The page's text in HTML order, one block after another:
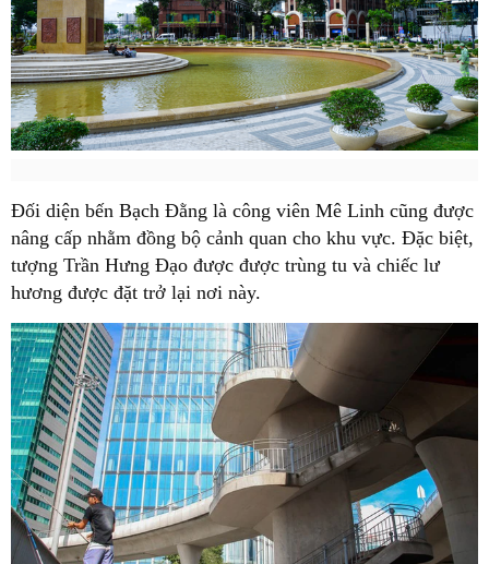
Đối diện bến Bạch Đằng là công viên Mê Linh cũng được
nâng cấp nhằm đồng bộ cảnh quan cho khu vực. Đặc biệt,
tượng Trần Hưng Đạo được được trùng tu và chiếc lư
hương được đặt trở lại nơi này.